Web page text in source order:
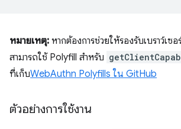
หมายเหตุ: หากต้องการช่วยให้รองรับเบราว์เซ
สามารถใช้ Polyfill สำหรับ
ที่เก็บWebAuthn Polyfills ใน GitHub
ตัวอย่างการใช้งาน